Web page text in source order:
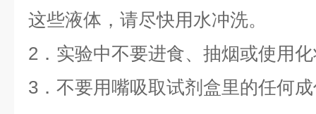
这些液体，请尽快用水冲洗。
2．实验中不要进食、抽烟或使用
3．不要用嘴吸取试剂盒里的任何